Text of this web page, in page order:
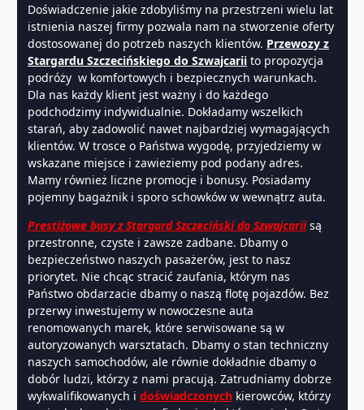
Doświadczenie jakie zdobyliśmy na przestrzeni wielu lat
istnienia naszej firmy pozwala nam na stworzenie oferty
dostosowanej do potrzeb naszych klientów. Przewozy z
Stargardu Szczecińskiego do Szwajcarii to propozycja
podróży w komfortowych i bezpiecznych warunkach.
Dla nas każdy klient jest ważny i do każdego
podchodzimy indywidualnie. Dokładamy wszelkich
starań, aby zadowolić nawet najbardziej wymagających
klientów. W trosce o Państwa wygodę, przyjedziemy w
wskazane miejsce i zawieziemy pod podany adres.
Mamy również liczne promocje i bonusy. Posiadamy
pojemny bagażnik i sporo schowków w wewnątrz auta.
Prestiżowe busy z Stargard Szczeciński do Szwajcarii są
przestronne, czyste i zawsze zadbane. Dbamy o
bezpieczeństwo naszych pasażerów, jest to nasz
priorytet. Nie chcąc stracić zaufania, którym nas
Państwo obdarzacie dbamy o naszą flotę pojazdów. Bez
przerwy inwestujemy w nowoczesne auta
renomowanych marek, które serwisowane są w
autoryzowanych warsztatach. Dbamy o stan techniczny
naszych samochodów, ale równie dokładnie dbamy o
dobór ludzi, którzy z nami pracują. Zatrudniamy dobrze
wykwalifikowanych i doświadczonych kierowców, którzy